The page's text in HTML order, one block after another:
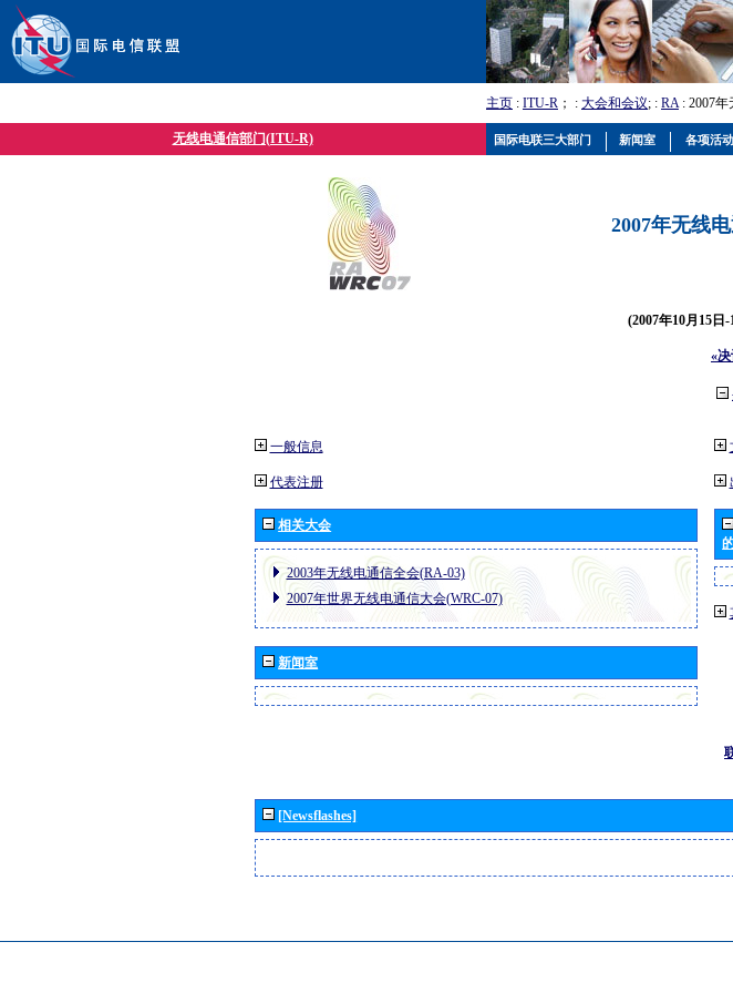
主页 : ITU-R ； : 大会和会议; : RA: 2007年
无线电通信部门(ITU-R)
2007年无线
(2007年10月15日
«
一般信息
代表注册
相关大会
2003年无线电通信全会(RA-03)
2007年世界无线电通信大会(WRC-07)
新闻室
[Newsflashes]
国际电联三大部门 新闻室 各项活动